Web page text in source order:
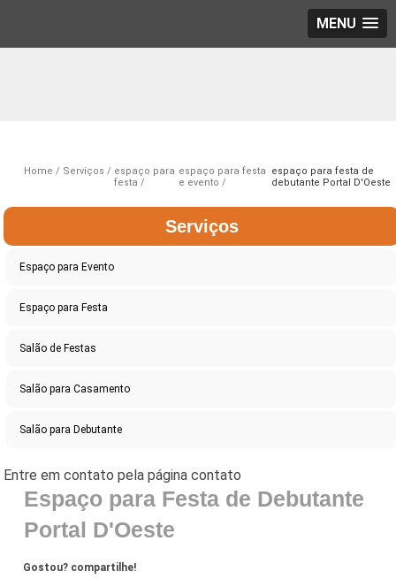
MENU
Home Serviços
espaço para
festa
espaço para festa
e evento
espaço para festa de
debutante Portal D'Oeste
Serviços
Espaço para Evento
Espaço para Festa
Salão de Festas
Salão para Casamento
Salão para Debutante
Espaço para Festa de Debutante
Portal D'Oeste
Gostou? compartilhe!